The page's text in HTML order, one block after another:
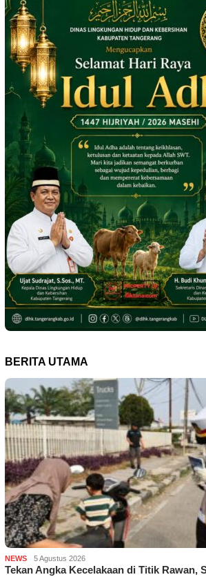
BERITA UTAMA
NEWS 5 Agustus 2026
Tekan Angka Kecelakaan di Titik Rawan,